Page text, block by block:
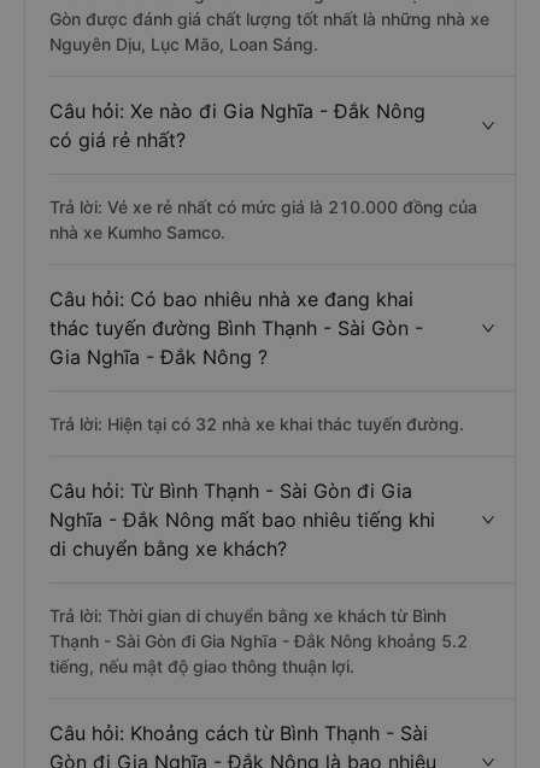
Gòn được đánh giá chất lượng tốt nhất là những nhà xe
Nguyên Dịu, Lục Mão, Loan Sáng.
Câu hỏi: Xe nào đi Gia Nghĩa - Đắk Nông
có giá rẻ nhất?
Trả lời: Vé xe rẻ nhất có mức giá là 210.000 đồng của
nhà xe Kumho Samco.
Câu hỏi: Có bao nhiêu nhà xe đang khai
thác tuyến đường Bình Thạnh - Sài Gòn -
Gia Nghĩa - Đắk Nông ?
Trả lời: Hiện tại có 32 nhà xe khai thác tuyến đường.
Câu hỏi: Từ Bình Thạnh - Sài Gòn đi Gia
Nghĩa - Đắk Nông mất bao nhiêu tiếng khi
di chuyển bằng xe khách?
Trả lời: Thời gian di chuyển bằng xe khách từ Bình
Thạnh - Sài Gòn đi Gia Nghĩa - Đắk Nông khoảng 5.2
tiếng, nếu mật độ giao thông thuận lợi.
Câu hỏi: Khoảng cách từ Bình Thạnh - Sài
Gòn đi Gia Nghĩa - Đắk Nông là bao nhiêu